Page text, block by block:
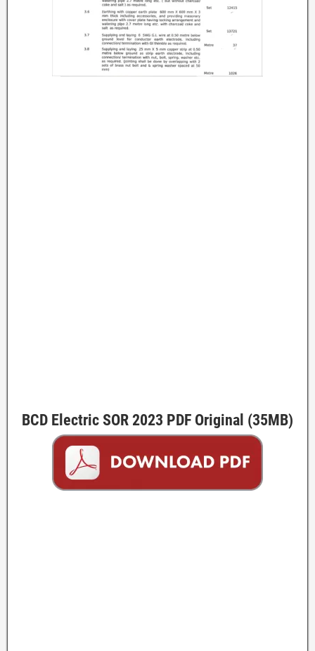
BCD Electric SOR 2023 PDF Original (35MB)